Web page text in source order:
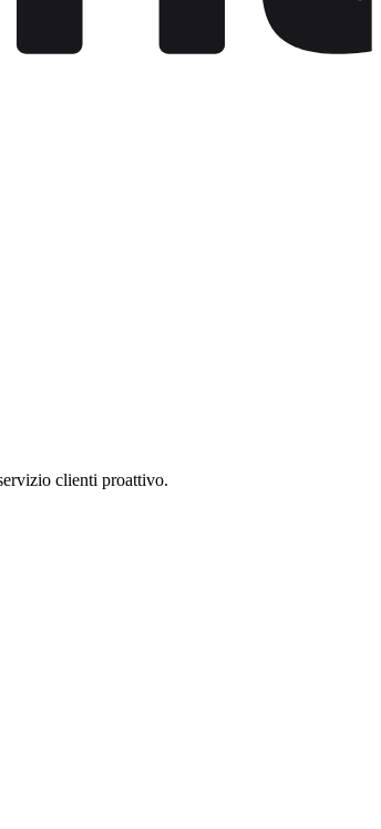
clienti proattivo.